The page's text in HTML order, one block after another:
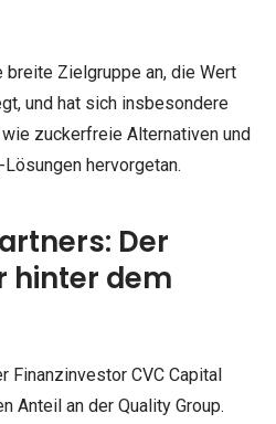
Zielgruppe an, die Wert
und hat sich insbesondere
zuckerfreie Alternativen und
hervorgetan.
Der
hinter dem
Finanzinvestor CVC Capital
Anteil an der Quality Group.